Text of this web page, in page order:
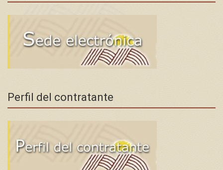
Perfil del contratante